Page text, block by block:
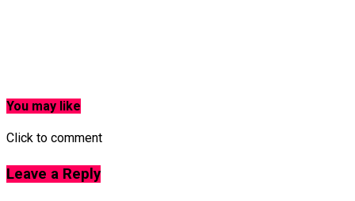
You may like
Click to comment
Leave a Reply